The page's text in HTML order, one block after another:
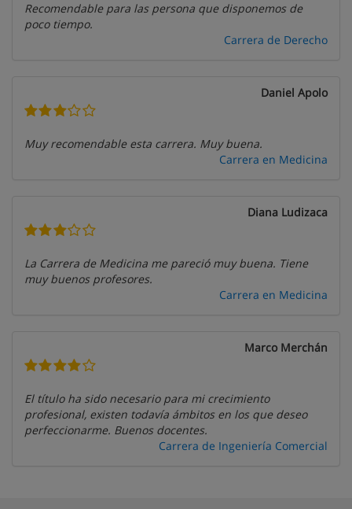
Recomendable para las persona que disponemos de
poco tiempo.
Carrera de Derecho
Daniel Apolo
Muy recomendable esta carrera. Muy buena.
Carrera en Medicina
Diana Ludizaca
La Carrera de Medicina me pareció muy buena. Tiene
muy buenos profesores.
Carrera en Medicina
Marco Merchán
El título ha sido necesario para mi crecimiento
profesional, existen todavía ámbitos en los que deseo
perfeccionarme. Buenos docentes.
Carrera de Ingeniería Comercial